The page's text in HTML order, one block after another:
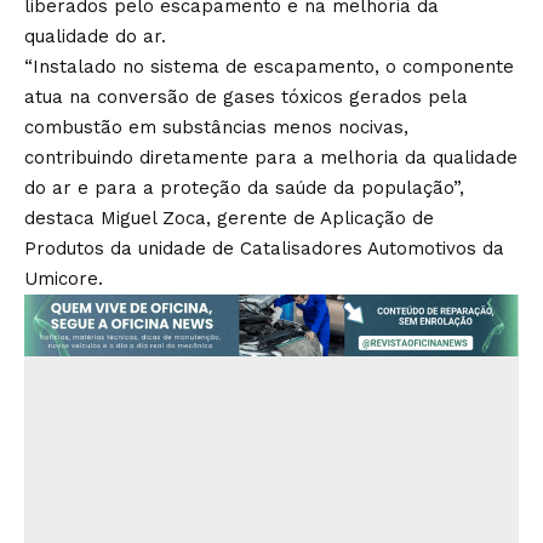
liberados pelo escapamento e na melhoria da
qualidade do ar.
“Instalado no sistema de escapamento, o componente
atua na conversão de gases tóxicos gerados pela
combustão em substâncias menos nocivas,
contribuindo diretamente para a melhoria da qualidade
do ar e para a proteção da saúde da população”,
destaca Miguel Zoca, gerente de Aplicação de
Produtos da unidade de Catalisadores Automotivos da
Umicore.